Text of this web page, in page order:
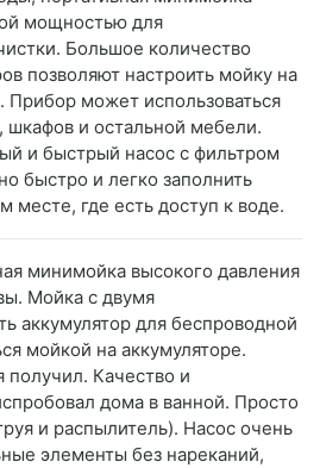
мощностью для
Большое количество
позволяют настроить мойку на
Прибор может использоваться
шкафов и остальной мебели.
и быстрый насос с фильтром
быстро и легко заполнить
месте, где есть доступ к воде.
минимойка высокого давления
Мойка с двумя
аккумулятор для беспроводной
мойкой на аккумуляторе.
получил. Качество и
дома в ванной. Просто
и распылитель). Насос очень
элементы без нареканий,